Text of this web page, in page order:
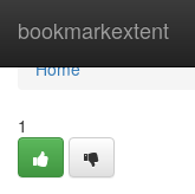
bookmarkextent
Home
Home
1